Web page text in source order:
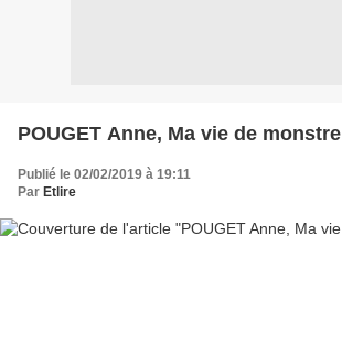
POUGET Anne, Ma vie de monstre
Publié le 02/02/2019 à 19:11
Par Etlire